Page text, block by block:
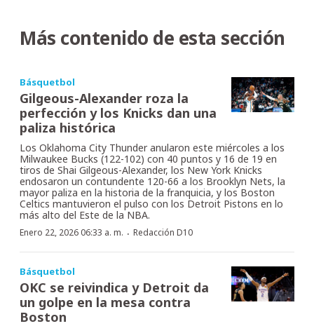
Más contenido de esta sección
Básquetbol
Gilgeous-Alexander roza la
perfección y los Knicks dan una
paliza histórica
Los Oklahoma City Thunder anularon este miércoles a los
Milwaukee Bucks (122-102) con 40 puntos y 16 de 19 en
tiros de Shai Gilgeous-Alexander, los New York Knicks
endosaron un contundente 120-66 a los Brooklyn Nets, la
mayor paliza en la historia de la franquicia, y los Boston
Celtics mantuvieron el pulso con los Detroit Pistons en lo
más alto del Este de la NBA.
Enero 22, 2026 06:33 a. m. · Redacción D10
Básquetbol
OKC se reivindica y Detroit da
un golpe en la mesa contra
Boston